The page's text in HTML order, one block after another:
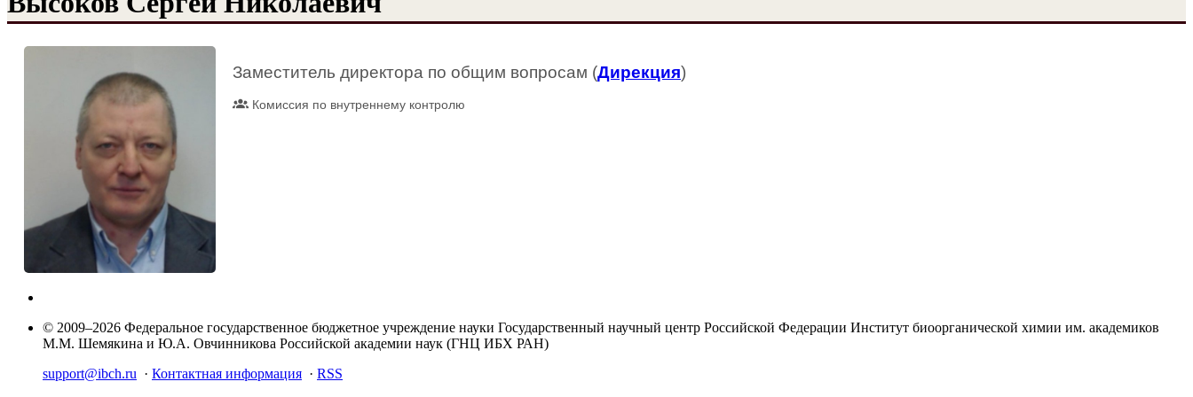
Заместитель директора по общим вопросам (Дирекция)
Комиссия по внутреннему контролю
© 2009–2026 Федеральное государственное бюджетное учреждение науки Государственный научный центр Российской Федерации Институт биоорганической химии им. академиков
М.М. Шемякина и Ю.А. Овчинникова Российской академии наук (ГНЦ ИБХ РАН)
support@ibch.ru · Контактная информация · RSS